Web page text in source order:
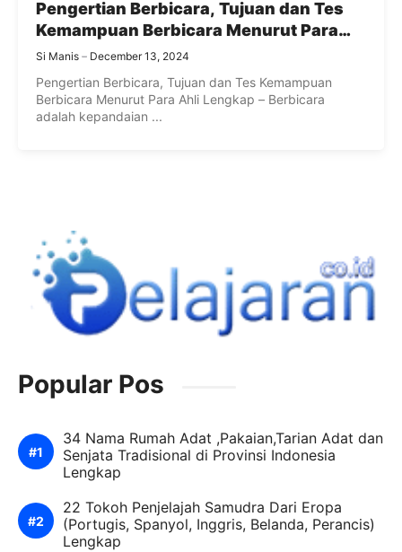
Pengertian Berbicara, Tujuan dan Tes
Kemampuan Berbicara Menurut Para
Ahli Lengkap
Si Manis December 13, 2024
Pengertian Berbicara, Tujuan dan Tes Kemampuan
Berbicara Menurut Para Ahli Lengkap – Berbicara
adalah kepandaian ...
Popular Pos
34 Nama Rumah Adat ,Pakaian,Tarian Adat dan
Senjata Tradisional di Provinsi Indonesia
Lengkap
22 Tokoh Penjelajah Samudra Dari Eropa
(Portugis, Spanyol, Inggris, Belanda, Perancis)
Lengkap